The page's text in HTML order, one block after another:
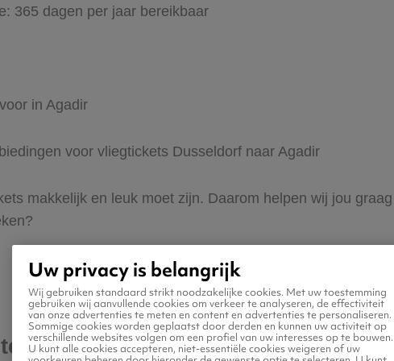
365 dagen per jaar bereikbaar
in Agadir
voor vliegtickets Dusseldorf naar Agadir
makkelijk en leuk moet zijn. Daarom helpen wij jou
naar Agadir
Uw privacy is belangrijk
Wij gebruiken standaard strikt noodzakelijke cookies. Met uw toestemming
gebruiken wij aanvullende cookies om verkeer te analyseren, de effectiviteit
van onze advertenties te meten en content en advertenties te personaliseren.
Sommige cookies worden geplaatst door derden en kunnen uw activiteit op
verschillende websites volgen om een profiel van uw interesses op te bouwen.
U kunt alle cookies accepteren, niet-essentiële cookies weigeren of uw